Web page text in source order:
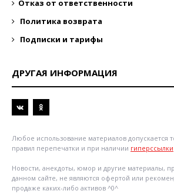
Отказ от ответственности
Политика возврата
Подписки и тарифы
ДРУГАЯ ИНФОРМАЦИЯ
Любое использование материалов допускается
правил перепечатки и при наличии гиперссылки
Новости, анекдоты, юмор и другие материалы,
данном сайте, не являются офертой или
продаже каких-либо активов ^0^